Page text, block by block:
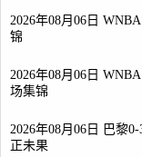
2026年08月06日
锦
2026年08月06日
场集锦
2026年08月06日 巴黎
正未果